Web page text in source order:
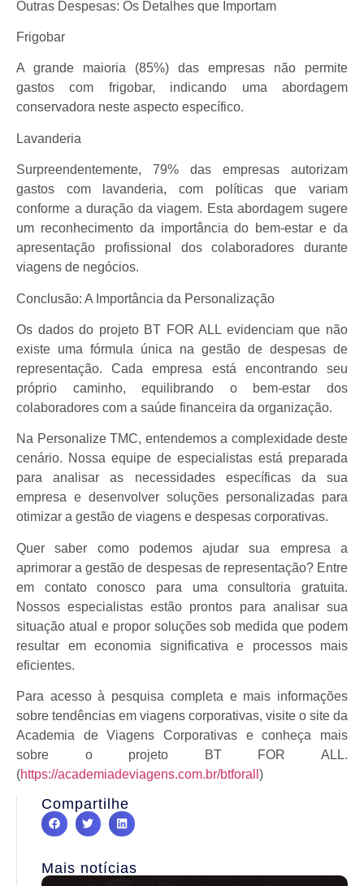
Outras Despesas: Os Detalhes que Importam
Frigobar
A grande maioria (85%) das empresas não permite
gastos com frigobar, indicando uma abordagem
conservadora neste aspecto específico.
Lavanderia
Surpreendentemente, 79% das empresas autorizam
gastos com lavanderia, com políticas que variam
conforme a duração da viagem. Esta abordagem sugere
um reconhecimento da importância do bem-estar e da
apresentação profissional dos colaboradores durante
viagens de negócios.
Conclusão: A Importância da Personalização
Os dados do projeto BT FOR ALL evidenciam que não
existe uma fórmula única na gestão de despesas de
representação. Cada empresa está encontrando seu
próprio caminho, equilibrando o bem-estar dos
colaboradores com a saúde financeira da organização.
Na Personalize TMC, entendemos a complexidade deste
cenário. Nossa equipe de especialistas está preparada
para analisar as necessidades específicas da sua
empresa e desenvolver soluções personalizadas para
otimizar a gestão de viagens e despesas corporativas.
Quer saber como podemos ajudar sua empresa a
aprimorar a gestão de despesas de representação? Entre
em contato conosco para uma consultoria gratuita.
Nossos especialistas estão prontos para analisar sua
situação atual e propor soluções sob medida que podem
resultar em economia significativa e processos mais
eficientes.
Para acesso à pesquisa completa e mais informações
sobre tendências em viagens corporativas, visite o site da
Academia de Viagens Corporativas e conheça mais
sobre o projeto BT FOR ALL.
(https://academiadeviagens.com.br/btforall )
Compartilhe
Mais notícias